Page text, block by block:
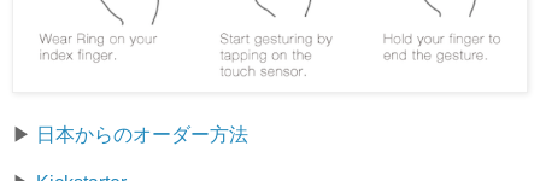
▶ 日本からのオーダー方法